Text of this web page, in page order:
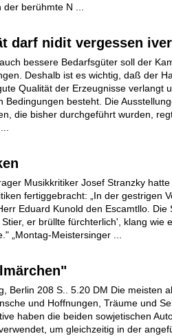
der berühmte N ...
darf nidit vergessen
bessere Bedarfsgüter soll der
Deshalb ist es wichtig, daß der
Qualität der Erzeugnisse verlangt
Bedingungen besteht. Die
die bisher durchgeführt wurden,
Musikkritiker Josef Stranzky
fertiggebracht: „In der gestrigen
Eduard Kunold den Escamtllo. Die
er brüllte fürchterlich', klang wie
„Montag-Meistersinger ...
Berlin 208 S.. 5.20 DM Die meisten
und Hoffnungen, Träume und
haben die beiden sowjetischen
um gleichzeitig in der